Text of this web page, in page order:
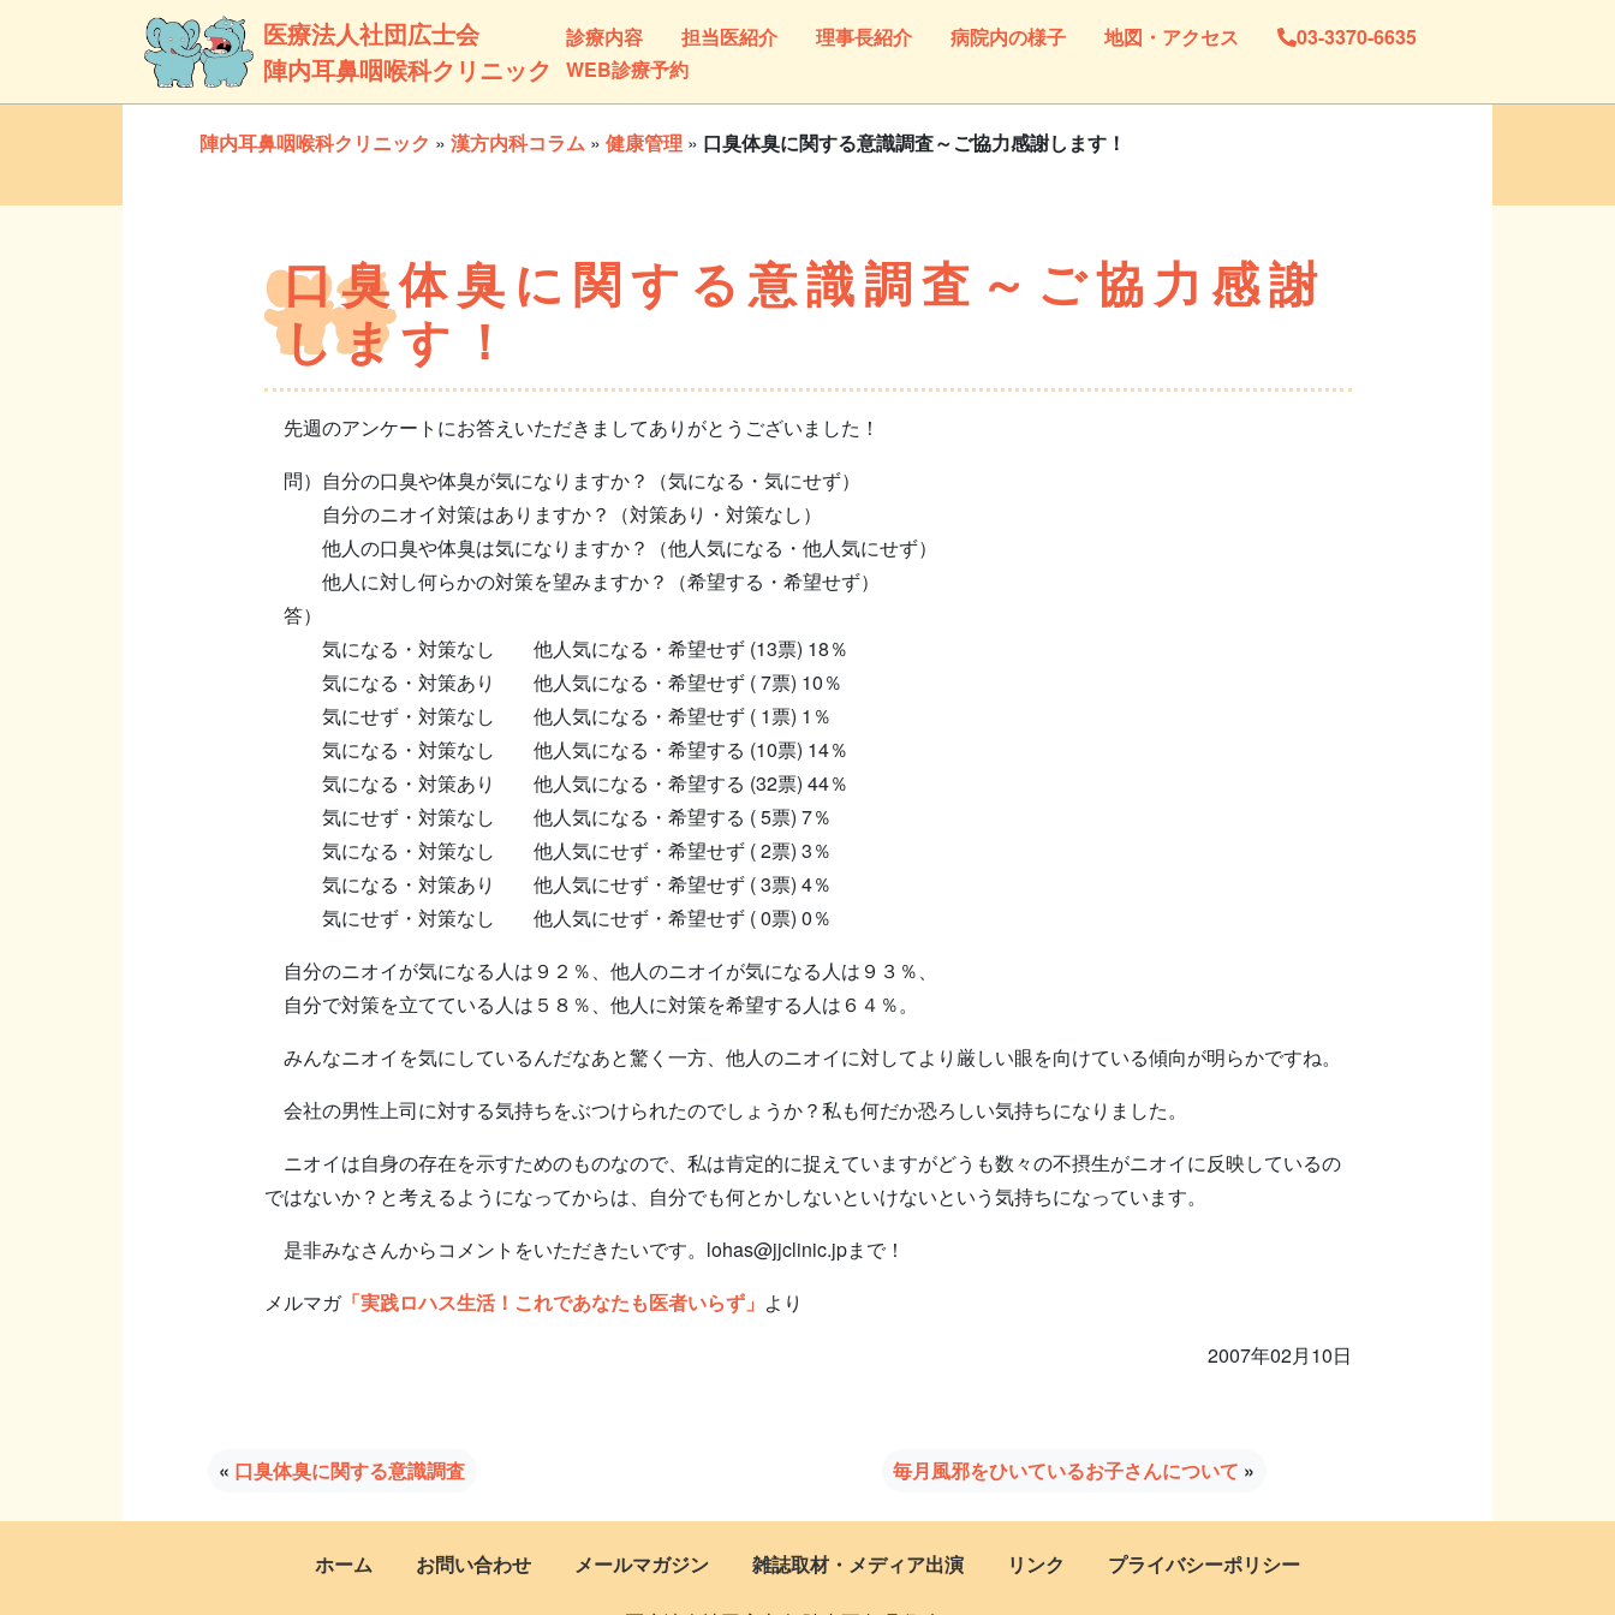
医療法人社団広士会
陣内耳鼻咽喉科クリニック
診療内容 担当医紹介 理事長紹介 病院内の様子 地図・アクセス
03-3370-6635
WEB診療予約
陣内耳鼻咽喉科クリニック » 漢方内科コラム » 健康管理 » 口臭体臭に関する意識調査～ご協力感謝します！
口臭体臭に関する意識調査～ご協力感謝
します！
先週のアンケートにお答えいただきましてありがとうございました！
問）自分の口臭や体臭が気になりますか？（気になる・気にせず）
自分のニオイ対策はありますか？（対策あり・対策なし）
他人の口臭や体臭は気になりますか？（他人気になる・他人気にせず）
他人に対し何らかの対策を望みますか？（希望する・希望せず）
答）
気になる・対策なし 他人気になる・希望せず (13票) 18％
気になる・対策あり 他人気になる・希望せず ( 7票) 10％
気にせず・対策なし 他人気になる・希望せず ( 1票) 1％
気になる・対策なし 他人気になる・希望する (10票) 14％
気になる・対策あり 他人気になる・希望する (32票) 44％
気にせず・対策なし 他人気になる・希望する ( 5票) 7％
気になる・対策なし 他人気にせず・希望せず ( 2票) 3％
気になる・対策あり 他人気にせず・希望せず ( 3票) 4％
気にせず・対策なし 他人気にせず・希望せず ( 0票) 0％
自分のニオイが気になる人は９２％、他人のニオイが気になる人は９３％、
自分で対策を立てている人は５８％、他人に対策を希望する人は６４％。
みんなニオイを気にしているんだなあと驚く一方、他人のニオイに対してより厳しい眼を向けている傾向が明らかですね。
会社の男性上司に対する気持ちをぶつけられたのでしょうか？私も何だか恐ろしい気持ちになりました。
ニオイは自身の存在を示すためのものなので、私は肯定的に捉えていますがどうも数々の不摂生がニオイに反映しているの
ではないか？と考えるようになってからは、自分でも何とかしないといけないという気持ちになっています。
是非みなさんからコメントをいただきたいです。lohas@jjclinic.jpまで！
メルマガ「実践ロハス生活！これであなたも医者いらず」 より
2007年02月10日
« 口臭体臭に関する意識調査 毎月風邪をひいているお子さんについて »
ホーム お問い合わせ メールマガジン 雑誌取材・メディア出演 リンク プライバシーポリシー